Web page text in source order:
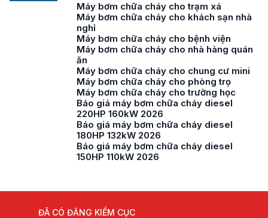
Máy bơm chữa cháy cho trạm xá
Máy bơm chữa cháy cho khách sạn nhà
nghỉ
Máy bơm chữa cháy cho bệnh viện
Máy bơm chữa cháy cho nhà hàng quán
ăn
Máy bơm chữa cháy cho chung cư mini
Máy bơm chữa cháy cho phòng trọ
Máy bơm chữa cháy cho trường học
Báo giá máy bơm chữa cháy diesel
220HP 160kW 2026
Báo giá máy bơm chữa cháy diesel
180HP 132kW 2026
Báo giá máy bơm chữa cháy diesel
150HP 110kW 2026
ĐÃ CÓ ĐĂNG KIỂM CỤC